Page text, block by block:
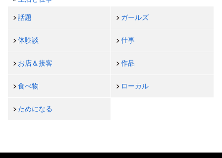
話題 ガールズ
体験談 仕事
お店＆接客 作品
食べ物 ローカル
ためになる